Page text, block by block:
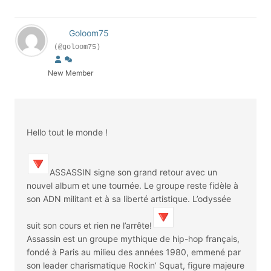
Goloom75
(@goloom75)
New Member
Hello tout le monde !
ASSASSIN signe son grand retour avec un
nouvel album et une tournée. Le groupe reste fidèle à
son ADN militant et à sa liberté artistique. L’odyssée
suit son cours et rien ne l’arrête!
Assassin est un groupe mythique de hip-hop français,
fondé à Paris au milieu des années 1980, emmené par
son leader charismatique Rockin’ Squat, figure majeure